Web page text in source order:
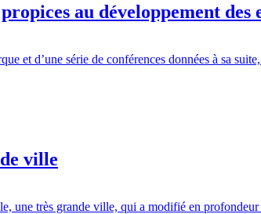
au développement des
et d’une série de conférences données à sa
ville
une très grande ville, qui a modifié en profondeur